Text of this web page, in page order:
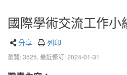
國際學術交流工作小
分享 列印
瀏覽: 3525, 最近修訂: 2024-01-31